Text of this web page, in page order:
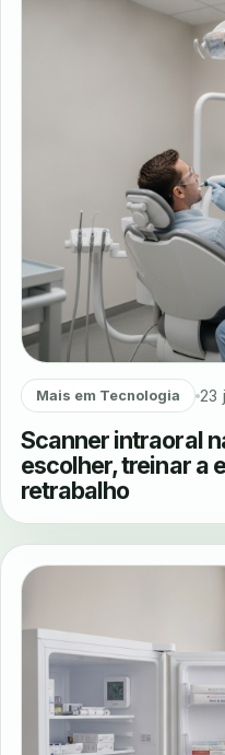
Mais em Tecnologia 23
Scanner intraoral
escolher, treinar a
retrabalho